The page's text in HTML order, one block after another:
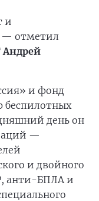
и
— отметил
Андрей
и фонд
беспилотных
день он
—
и двойного
анти-БПЛА и